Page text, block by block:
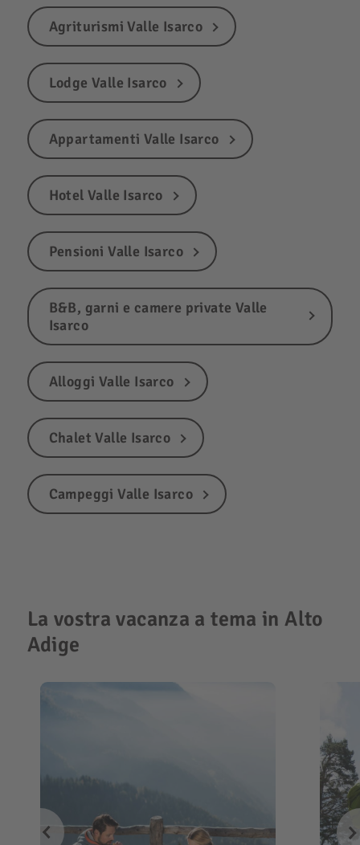
Agriturismi Valle Isarco
Lodge Valle Isarco
Appartamenti Valle Isarco
Hotel Valle Isarco
Pensioni Valle Isarco
B&B, garni e camere private Valle
Isarco
Alloggi Valle Isarco
Chalet Valle Isarco
Campeggi Valle Isarco
La vostra vacanza a tema in Alto
Adige